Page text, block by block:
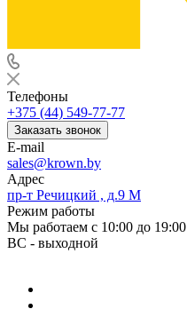
Телефоны
+375 (44) 549-77-77
Заказать звонок
E-mail
sales@krown.by
Адрес
пр-т Речицкий , д.9 М
Режим работы
Мы работаем с 10:00 до 19:00
ВС - выходной